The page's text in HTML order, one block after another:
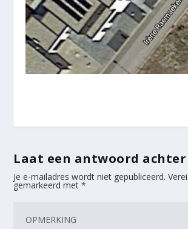
Laat een antwoord achter
Je e-mailadres wordt niet gepubliceerd.
gemarkeerd met*